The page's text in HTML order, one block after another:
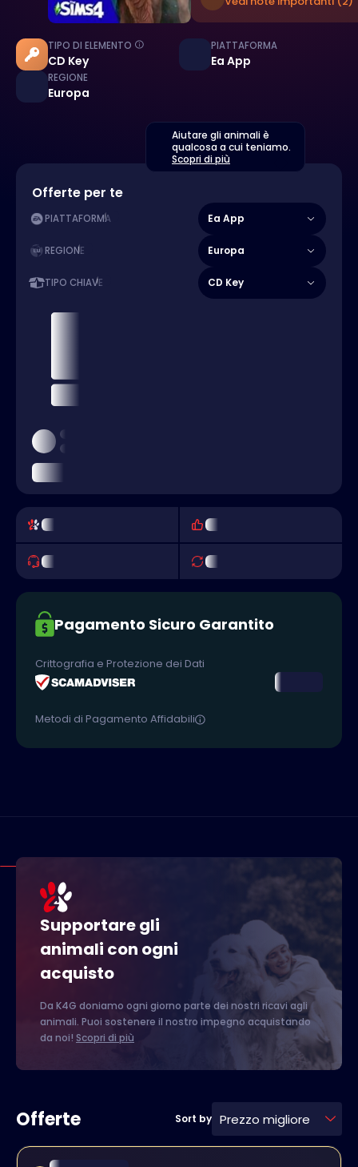
TIPO DI ELEMENTO
CD Key
PIATTAFORMA
Ea App
REGIONE
Europa
Aiutare gli animali è
qualcosa a cui teniamo.
Scopri di più
Offerte per te
PIATTAFORMA Ea App
REGIONE Europa
TIPO CHIAVE CD Key
Pagamento Sicuro Garantito
Crittografia e Protezione dei Dati
Metodi di Pagamento Affidabili
Supportare gli
animali con ogni
acquisto
Da K4G doniamo ogni giorno parte dei nostri ricavi agli
animali. Puoi sostenere il nostro impegno acquistando
da noi! Scopri di più
Offerte Sort by Prezzo migliore